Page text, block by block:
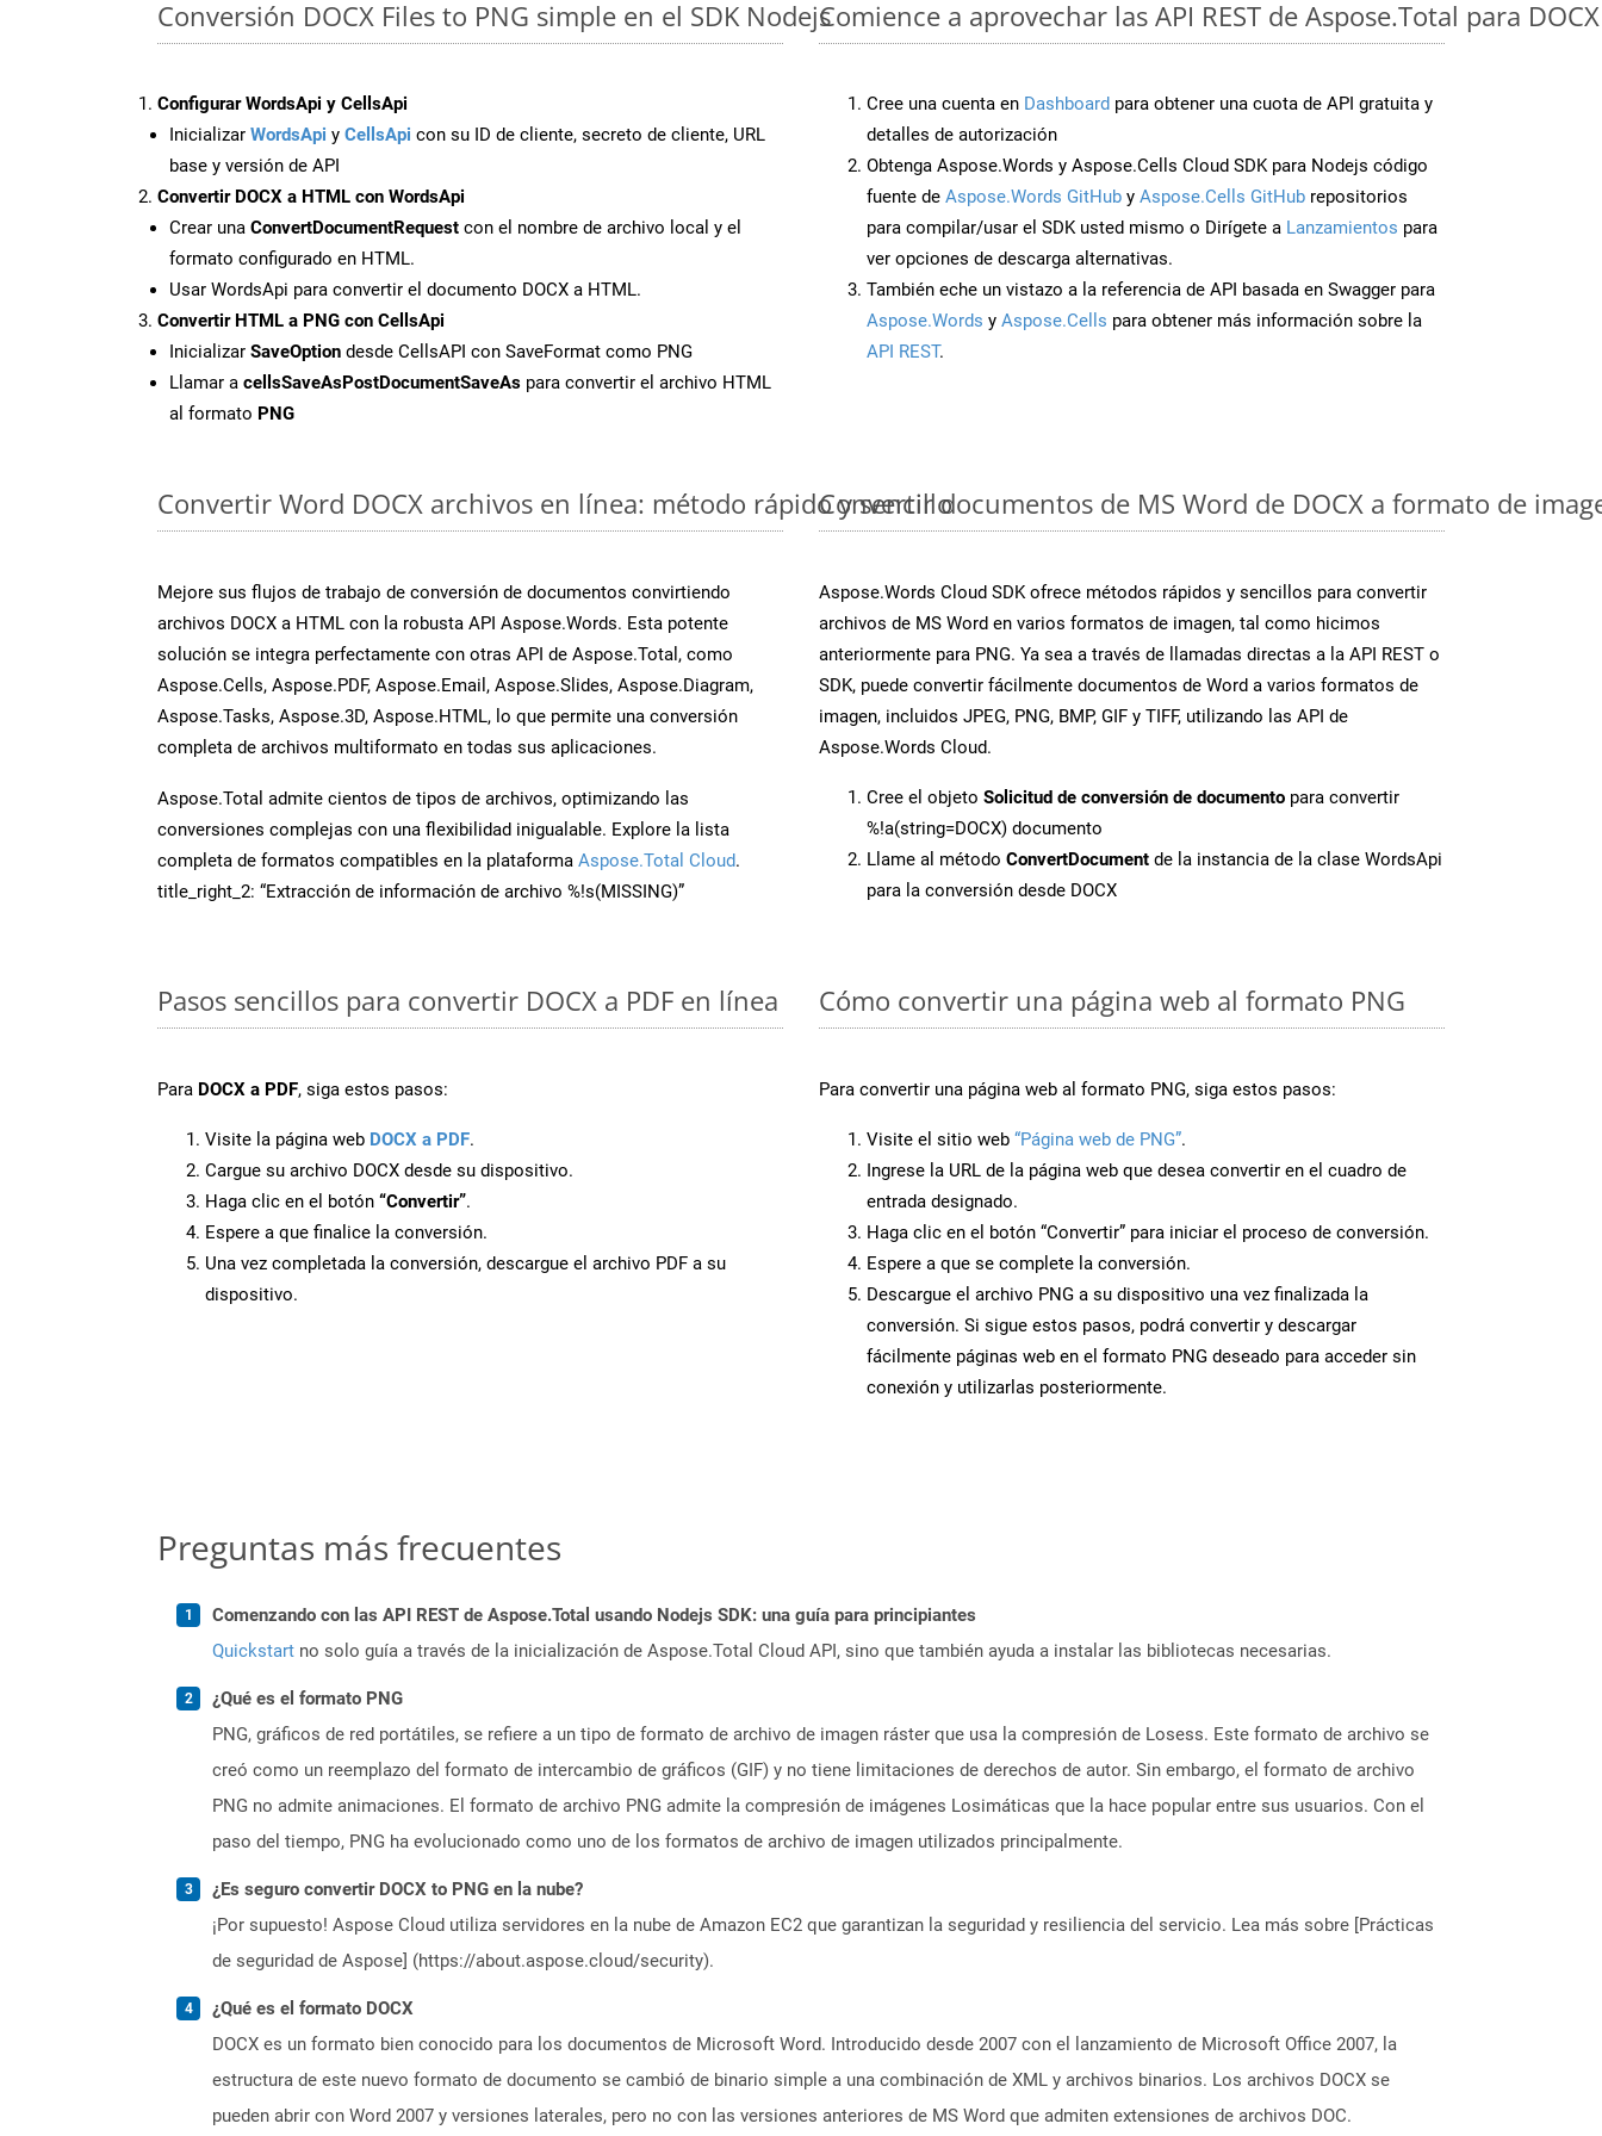
Conversión DOCX Files to PNG simple en el SDK Nodejs
Configurar WordsApi y CellsApi
Inicializar WordsApi y CellsApi con su ID de cliente, secreto de cliente, URL
base y versión de API
Convertir DOCX a HTML con WordsApi
Crear una ConvertDocumentRequest con el nombre de archivo local y el
formato configurado en HTML.
Usar WordsApi para convertir el documento DOCX a HTML.
Convertir HTML a PNG con CellsApi
Inicializar SaveOption desde CellsAPI con SaveFormat como PNG
Llamar a cellsSaveAsPostDocumentSaveAs para convertir el archivo HTML
al formato PNG
Comience a aprovechar las API REST de Aspose.Total para
Cree una cuenta en Dashboard para obtener una cuota de API gratuita y
detalles de autorización
Obtenga Aspose.Words y Aspose.Cells Cloud SDK para Nodejs código
fuente de Aspose.Words GitHub y Aspose.Cells GitHub repositorios
para compilar/usar el SDK usted mismo o Dirígete a Lanzamientos para
ver opciones de descarga alternativas.
También eche un vistazo a la referencia de API basada en Swagger para
Aspose.Words y Aspose.Cells para obtener más información sobre la
API REST.
Convertir Word DOCX archivos en línea: método rápido y sencillo
Mejore sus flujos de trabajo de conversión de documentos convirtiendo
archivos DOCX a HTML con la robusta API Aspose.Words. Esta potente
solución se integra perfectamente con otras API de Aspose.Total, como
Aspose.Cells, Aspose.PDF, Aspose.Email, Aspose.Slides, Aspose.Diagram,
Aspose.Tasks, Aspose.3D, Aspose.HTML, lo que permite una conversión
completa de archivos multiformato en todas sus aplicaciones.
Aspose.Total admite cientos de tipos de archivos, optimizando las
conversiones complejas con una flexibilidad inigualable. Explore la lista
completa de formatos compatibles en la plataforma Aspose.Total Cloud.
title_right_2: “Extracción de información de archivo %!s(MISSING)”
Convertir documentos de MS Word de DOCX a formato de
Aspose.Words Cloud SDK ofrece métodos rápidos y sencillos para convertir
archivos de MS Word en varios formatos de imagen, tal como hicimos
anteriormente para PNG. Ya sea a través de llamadas directas a la API REST o
SDK, puede convertir fácilmente documentos de Word a varios formatos de
imagen, incluidos JPEG, PNG, BMP, GIF y TIFF, utilizando las API de
Aspose.Words Cloud.
Cree el objeto Solicitud de conversión de documento para convertir
%!a(string=DOCX) documento
Llame al método ConvertDocument de la instancia de la clase WordsApi
para la conversión desde DOCX
Pasos sencillos para convertir DOCX a PDF en línea
Para DOCX a PDF, siga estos pasos:
Visite la página web DOCX a PDF.
Cargue su archivo DOCX desde su dispositivo.
Haga clic en el botón “Convertir”.
Espere a que finalice la conversión.
Una vez completada la conversión, descargue el archivo PDF a su
dispositivo.
Cómo convertir una página web al formato PNG
Para convertir una página web al formato PNG, siga estos pasos:
Visite el sitio web “Página web de PNG”.
Ingrese la URL de la página web que desea convertir en el cuadro de
entrada designado.
Haga clic en el botón “Convertir” para iniciar el proceso de conversión.
Espere a que se complete la conversión.
Descargue el archivo PNG a su dispositivo una vez finalizada la
conversión. Si sigue estos pasos, podrá convertir y descargar
fácilmente páginas web en el formato PNG deseado para acceder sin
conexión y utilizarlas posteriormente.
Preguntas más frecuentes
Comenzando con las API REST de Aspose.Total usando Nodejs SDK: una guía para principiantes
Quickstart no solo guía a través de la inicialización de Aspose.Total Cloud API, sino que también ayuda a instalar las bibliotecas necesarias.
¿Qué es el formato PNG
PNG, gráficos de red portátiles, se refiere a un tipo de formato de archivo de imagen ráster que usa la compresión de Losess. Este formato de archivo se
creó como un reemplazo del formato de intercambio de gráficos (GIF) y no tiene limitaciones de derechos de autor. Sin embargo, el formato de archivo
PNG no admite animaciones. El formato de archivo PNG admite la compresión de imágenes Losimáticas que la hace popular entre sus usuarios. Con el
paso del tiempo, PNG ha evolucionado como uno de los formatos de archivo de imagen utilizados principalmente.
¿Es seguro convertir DOCX to PNG en la nube?
¡Por supuesto! Aspose Cloud utiliza servidores en la nube de Amazon EC2 que garantizan la seguridad y resiliencia del servicio. Lea más sobre [Prácticas
de seguridad de Aspose] (https://about.aspose.cloud/security).
¿Qué es el formato DOCX
DOCX es un formato bien conocido para los documentos de Microsoft Word. Introducido desde 2007 con el lanzamiento de Microsoft Office 2007, la
estructura de este nuevo formato de documento se cambió de binario simple a una combinación de XML y archivos binarios. Los archivos DOCX se
pueden abrir con Word 2007 y versiones laterales, pero no con las versiones anteriores de MS Word que admiten extensiones de archivos DOC.